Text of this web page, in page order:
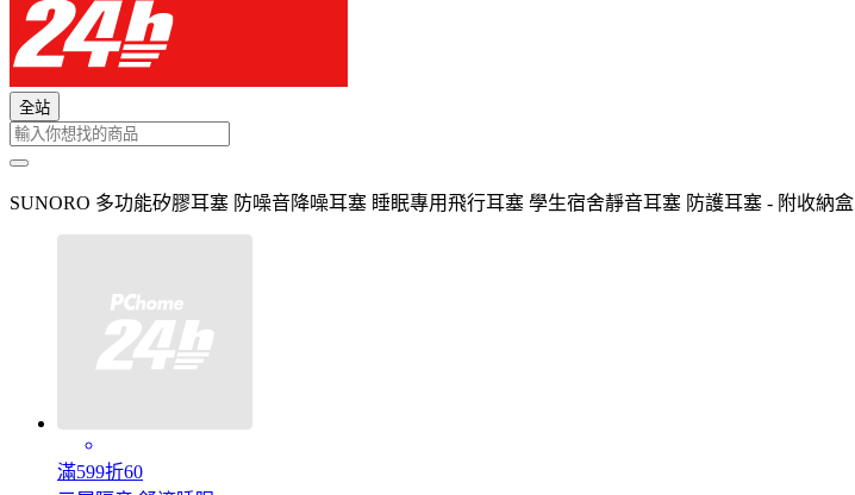
全站
SUNORO 多功能矽膠耳塞 防噪音降噪耳塞 睡眠專用飛行耳塞 學生宿舍靜音耳塞 防護耳塞 - 附收納盒
滿599折60